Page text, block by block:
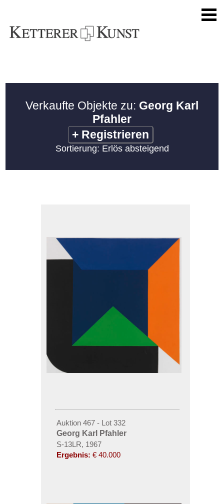
Verkaufte Objekte zu: Georg Karl
Pfahler
+ Registrieren
Sortierung: Erlös absteigend
Auktion 467 - Lot 332
Georg Karl Pfahler
S-13LR, 1967
Ergebnis: € 40.000